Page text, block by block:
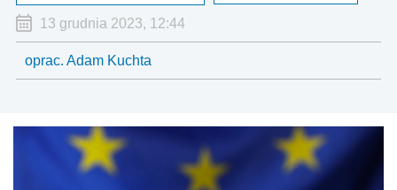
13 grudnia 2023, 12:44
oprac. Adam Kuchta